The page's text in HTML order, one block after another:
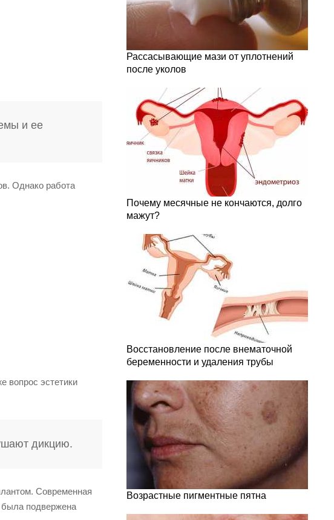
и ее
Однако работа
вопрос эстетики
дикцию.
Современная
была подвержена
Рассасывающие мази от уплотнений
после уколов
Почему месячные не кончаются, долго
мажут?
Восстановление после внематочной
беременности и удаления трубы
Возрастные пигментные пятна